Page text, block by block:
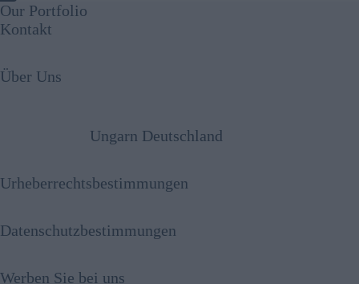
Our Portfolio
Kontakt
Über Uns
Ungarn Deutschland
Urheberrechtsbestimmungen
Datenschutzbestimmungen
Werben Sie bei uns